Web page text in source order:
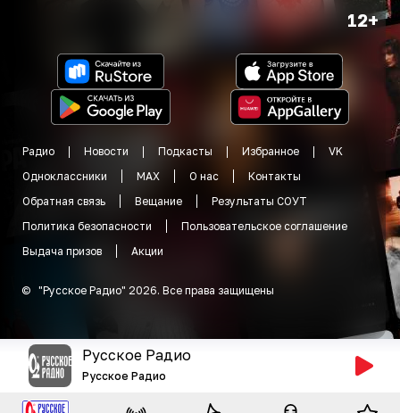
12+
Радио Новости Подкасты Избранное
VK
Одноклассники
MAX О нас
Контакты
Обратная связь
Вещание
Результаты СОУТ
Политика безопасности
Пользовательское соглашение
Выдача призов
Акции
© "Русское Радио" 2026. Все права защищены
Русское Радио
Русское Радио